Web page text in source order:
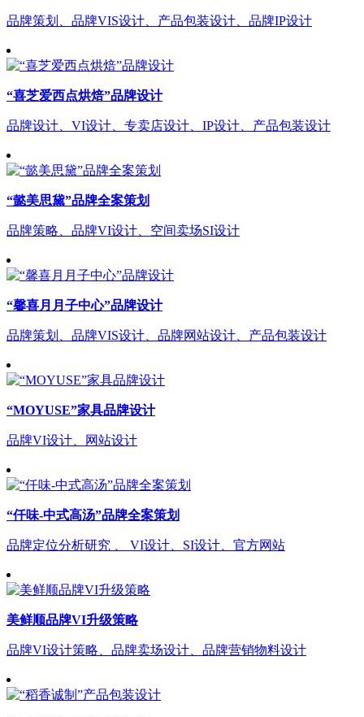
品牌策划、品牌VIS设计、产品包装设计、品牌IP设计
“喜芝爱西点烘焙”品牌设计
品牌设计、VI设计、专卖店设计、IP设计、产品包装设计
“懿美思黛”品牌全案策划
品牌策略、品牌VI设计、空间卖场SI设计
“馨喜月月子中心”品牌设计
品牌策划、品牌VIS设计、品牌网站设计、产品包装设计
“MOYUSE”家具品牌设计
品牌VI设计、网站设计
“仟味-中式高汤”品牌全案策划
品牌定位分析研究 、 VI设计、SI设计、官方网站
美鲜顺品牌VI升级策略
品牌VI设计策略、品牌卖场设计、品牌营销物料设计